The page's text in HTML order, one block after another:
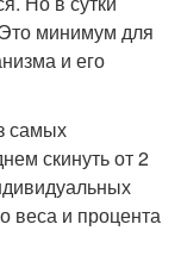
минимум для
и его
самых
скинуть от 2
веса и процента